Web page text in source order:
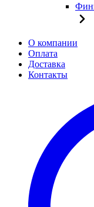
О компании
Оплата
Доставка
Контакты